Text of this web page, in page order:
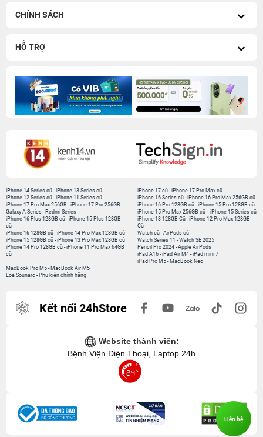
CHÍNH SÁCH
HỖ TRỢ
iPhone 14 Series cũ -iPhone 13 Series cũ
iPhone 12 Series cũ -iPhone 11 Series cũ
iPhone 17 Pro Max 256GB -iPhone 17 Pro 256GB
Galaxy A Series - Redmi Series
iPhone 17 cũ -iPhone 17 Pro Max cũ
iPhone 16 Series cũ - iPhone 16 Pro Max 256GB cũ
iPhone 16 Pro 128GB cũ -iPhone 15 Pro 128GB cũ
iPhone 15 Pro Max 256GB cũ - iPhone 15 Series cũ
iPhone 16 Plus 128GB cũ -iPhone 15 Plus 128GB
cũ
iPhone 16 128GB cũ -iPhone 14 Pro Max 128GB cũ
iPhone 15 128GB cũ -iPhone 13 Pro Max 128GB cũ
iPhone 14 Pro 128GB cũ -iPhone 11 Pro Max 64GB
cũ
iPhone 13 128GB Cũ -iPhone 12 Pro Max 128GB
Cũ
Watch cũ -AirPods cũ
Watch Series 11 -Watch SE 2025
Pencil Pro 2024 -Apple AirPods
iPad A16 -iPad Air M4 -iPad mini 7
iPad Pro M5 - MacBook Neo
MacBook Pro M5 - MacBook Air M5
Loa Sounarc - Phụ kiện chính hãng
Kết nối 24hStore
Website thành viên:
Bệnh Viện Điện Thoại, Laptop 24h
Liên hệ